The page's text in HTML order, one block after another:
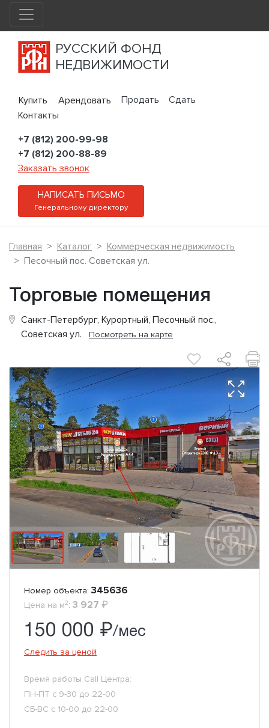
РУССКИЙ ФОНД
НЕДВИЖИМОСТИ
Купить Арендовать Продать
Сдать
Контакты
+7 (812) 200-99-98
+7 (812) 200-88-89
Заказать звонок
НАПИСАТЬ ПИСЬМО
Генеральному директору
Главная Каталог
Коммерческая недвижимость
Песочный пос. Советская ул.
Торговые помещения
Санкт-Петербург, Курортный, Песочный пос.,
Советская ул. Посмотреть на карте
Номер объекта: 345636
Цена на м2: 3 927 ₽
150 000 ₽/мес
Следить за ценой
Время работы Call Центра:
ПН-ПТ с 9-30 до 22-00
СБ-ВС с 10-00 до 22-00